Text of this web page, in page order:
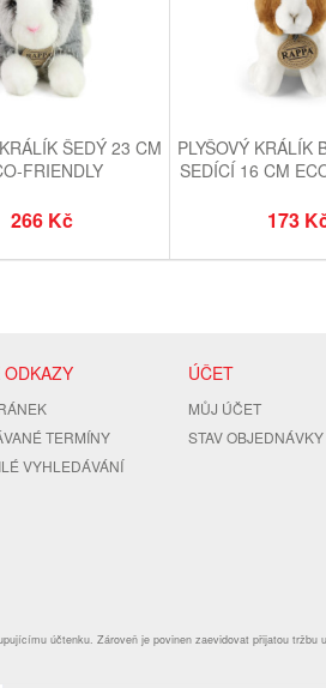
ŠEDÝ 23 CM
FRIENDLY
266 Kč
PLYŠOVÝ KRÁLÍK
SEDÍCÍ 16 CM
173
ODKAZY
TERMÍNY
VYHLEDÁVÁNÍ
ÚČET
MŮJ ÚČET
STAV OBJEDNÁVKY
účtenku. Zároveň je povinen zaevidovat přijatou